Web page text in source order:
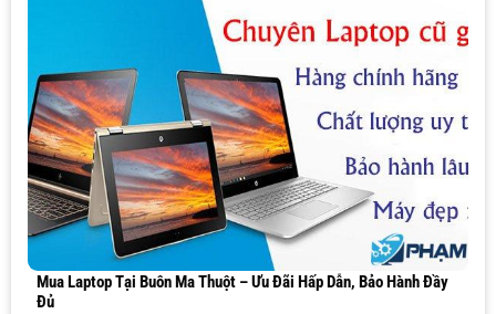
Mua Laptop Tại Buôn Ma Thuột – Ưu Đãi Hấp Dẫn, Bảo Hành Đầy
Đủ